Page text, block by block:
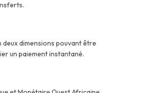
dimensions pouvant être
un paiement instantané.